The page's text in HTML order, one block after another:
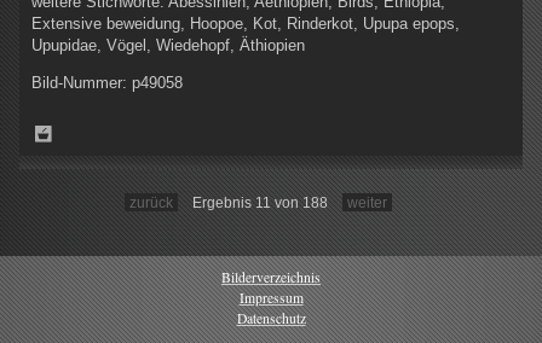
Extensive beweidung, Hoopoe, Kot, Rinderkot, Upupa epops,
Upupidae, Vögel, Wiedehopf, Äthiopien
Bild-Nummer: p49058
zurück Ergebnis 11 von 188 weiter
Bilderverzeichnis
Impressum
Datenschutz